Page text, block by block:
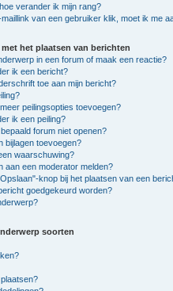
verander ik mijn rang?
van een gebruiker klik, moet ik me
het plaatsen van berichten
in een forum of maak een reactie?
ik een bericht?
toe aan mijn bericht?
peilingsopties toevoegen?
ik een peiling?
forum niet openen?
bijlagen toevoegen?
waarschuwing?
aan een moderator melden?
knop bij het plaatsen van een
goedgekeurd worden?
soorten